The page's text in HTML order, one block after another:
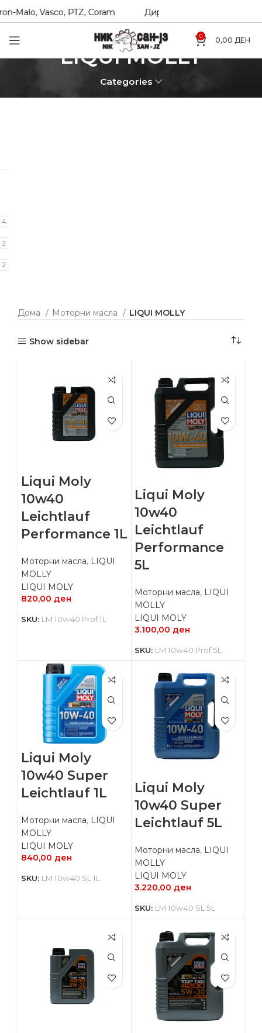
Vasco, PTZ, Coram Директни увозници на
0 0,00 ДЕН
LIQUI MOLLY
Categories
4
2
2
Дома Моторни масла LIQUI MOLLY
Show sidebar
Liqui Moly
10w40
Leichtlauf
Performance 1L
Моторни масла, LIQUI
MOLLY
LIQUI MOLY
820,00 ден
SKU: LM 10w40 Prof 1L
Liqui Moly
10w40
Leichtlauf
Performance
5L
Моторни масла, LIQUI
MOLLY
LIQUI MOLY
3.100,00 ден
SKU: LM 10w40 Prof 5L
Liqui Moly
10w40 Super
Leichtlauf 1L
Моторни масла, LIQUI
MOLLY
LIQUI MOLY
840,00 ден
SKU: LM 10w40 SL 1L
Liqui Moly
10w40 Super
Leichtlauf 5L
Моторни масла, LIQUI
MOLLY
LIQUI MOLY
3.220,00 ден
SKU: LM 10w40 SL 5L